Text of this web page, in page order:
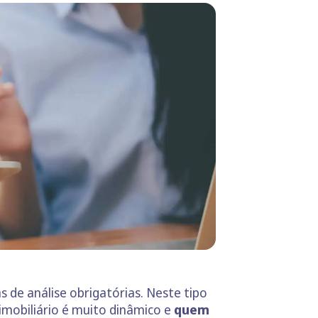
de análise obrigatórias. Neste tipo
é muito dinâmico e quem